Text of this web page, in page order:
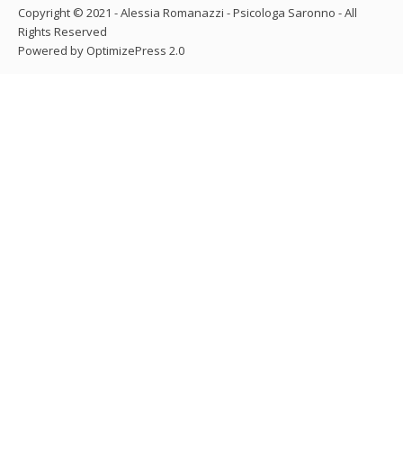
Copyright © 2021 - Alessia Romanazzi - Psicologa Saronno - All
Rights Reserved
Powered by OptimizePress 2.0